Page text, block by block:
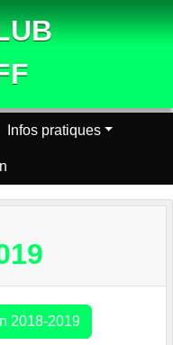
Infos pratiques
2018-2019